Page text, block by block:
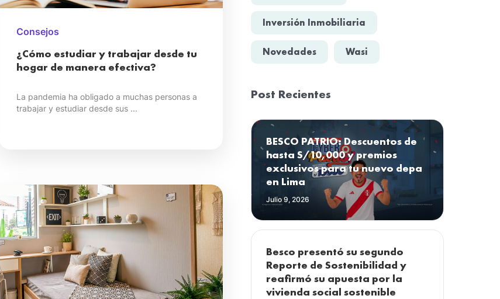
Consejos
¿Cómo estudiar y trabajar desde tu
hogar de manera efectiva?
La pandemia ha obligado a muchas personas a
trabajar y estudiar desde sus ...
Inversión Inmobiliaria
Novedades Wasi
Post Recientes
BESCO PATRIO: Descuentos de
hasta S/10,000 y premios
exclusivos para tu nuevo depa
en Lima
Julio 9, 2026
Besco presentó su segundo
Reporte de Sostenibilidad y
reafirmó su apuesta por la
vivienda social sostenible